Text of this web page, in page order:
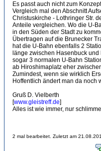
Es passt auch nicht zum
Vergleich mal den Abschnitt
Christuskirche - Lothringer Str.
Anteile vergleichen. Wo die U-
in den Süden der Stadt zu
Übertragen auf die Brunecker
hat die U-Bahn ebenfalls 2
länge zwischen Hasenbuck
sogar 3 normalen U-Bahn
ab Hiroshimaplatz eher
Zumindest, wenn sie wirklich
Hoffentlich ändert man da noch
Gruß D. Vielberth
[www.gleistreff.de]
Alles ist wie immer, nur
2 mal bearbeitet. Zuletzt am